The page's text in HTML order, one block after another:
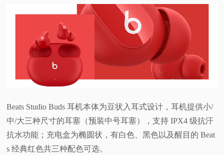
Beats Studio Buds 耳机本体为豆状入耳式设计，耳机提供小/
中/大三种尺寸的耳塞（预装中号耳塞），支持 IPX4 级抗汗
抗水功能；充电盒为椭圆状，有白色、黑色以及醒目的 Beat
s 经典红色共三种配色可选。